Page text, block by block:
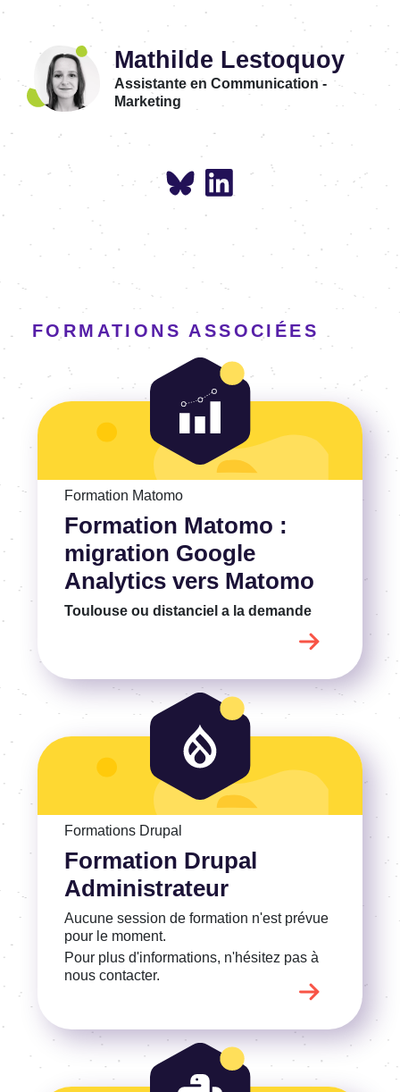
Mathilde Lestoquoy
Assistante en Communication -
Marketing
FORMATIONS ASSOCIÉES
Formation Matomo
Formation Matomo :
migration Google
Analytics vers Matomo
Toulouse ou distanciel a la demande
Voir la Formation Matomo : migration Google Analytics
Formations Drupal
Formation Drupal
Administrateur
Aucune session de formation n'est prévue
pour le moment.
Pour plus d'informations, n'hésitez pas à
nous contacter.
Voir la Formation Drupal Administrateur